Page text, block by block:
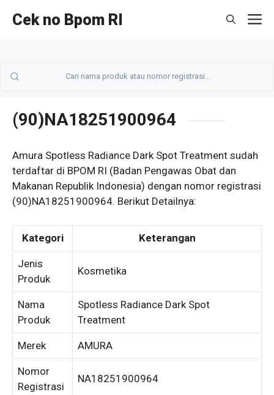
Cek no Bpom RI
(90)NA18251900964
Amura Spotless Radiance Dark Spot Treatment sudah
terdaftar di BPOM RI (Badan Pengawas Obat dan
Makanan Republik Indonesia) dengan nomor registrasi
(90)NA18251900964. Berikut Detailnya:
Kategori Keterangan
Jenis
Produk
Kosmetika
Nama
Produk
Spotless Radiance Dark Spot
Treatment
Merek AMURA
Nomor
Registrasi
NA18251900964